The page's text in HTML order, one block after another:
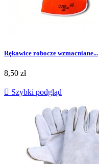
Rękawice robocze wzmacniane...
Cena
8,50 zł
 Szybki podgląd